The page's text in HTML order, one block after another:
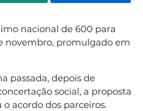
nacional de 600 para
novembro, promulgado em
passada, depois de
social, a proposta
acordo dos parceiros.